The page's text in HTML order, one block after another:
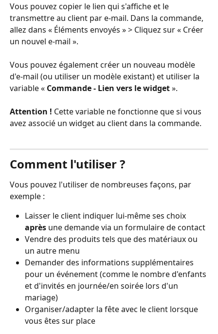
Vous pouvez copier le lien qui s'affiche et le
transmettre au client par e-mail. Dans la commande,
allez dans « Éléments envoyés » > Cliquez sur « Créer
un nouvel e-mail ».
Vous pouvez également créer un nouveau modèle
d'e-mail (ou utiliser un modèle existant) et utiliser la
variable « Commande - Lien vers le widget ».
Attention ! Cette variable ne fonctionne que si vous
avez associé un widget au client dans la commande.
Comment l'utiliser ?
Vous pouvez l'utiliser de nombreuses façons, par
exemple :
Laisser le client indiquer lui-même ses choix
après une demande via un formulaire de contact
Vendre des produits tels que des matériaux ou
un autre menu
Demander des informations supplémentaires
pour un événement (comme le nombre d'enfants
et d'invités en journée/en soirée lors d'un
mariage)
Organiser/adapter la fête avec le client lorsque
vous êtes sur place